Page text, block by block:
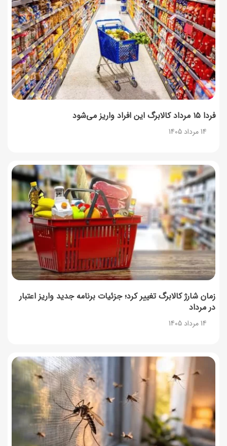
فردا ۱۵ مرداد کالابرگ این افراد واریز می‌شود
14 مرداد 1405
زمان شارژ کالابرگ تغییر کرد؛ جزئیات برنامه جدید واریز اعتبار
در مرداد
14 مرداد 1405